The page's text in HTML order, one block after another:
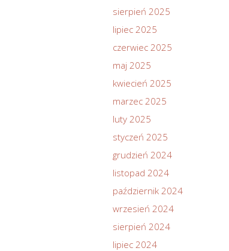
sierpień 2025
lipiec 2025
czerwiec 2025
maj 2025
kwiecień 2025
marzec 2025
luty 2025
styczeń 2025
grudzień 2024
listopad 2024
październik 2024
wrzesień 2024
sierpień 2024
lipiec 2024